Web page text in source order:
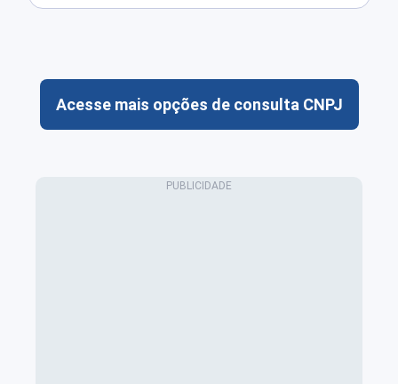
Acesse mais opções de consulta CNPJ